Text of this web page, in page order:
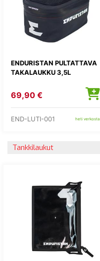
ENDURISTAN PULTATTAVA
TAKALAUKKU 3,5L
69,90 €
END-LUTI-001 heti verkosta
Tankkilaukut